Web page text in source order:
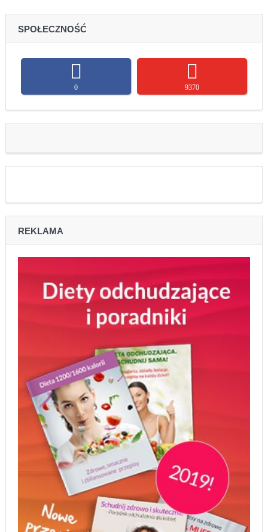
SPOŁECZNOŚĆ
0 9370
REKLAMA